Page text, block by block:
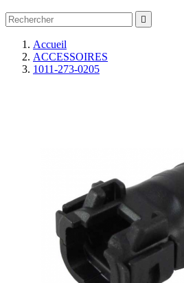

Accueil
ACCESSOIRES
1011-273-0205